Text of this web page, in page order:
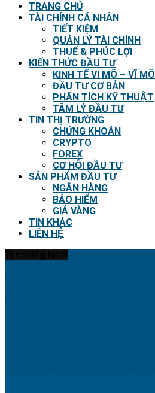
TRANG CHỦ
TÀI CHÍNH CÁ NHÂN
TIẾT KIỆM
QUẢN LÝ TÀI CHÍNH
THUẾ & PHÚC LỢI
KIẾN THỨC ĐẦU TƯ
KINH TẾ VI MÔ – VĨ MÔ
ĐẦU TƯ CƠ BẢN
PHÂN TÍCH KỸ THUẬT
TÂM LÝ ĐẦU TƯ
TIN THỊ TRƯỜNG
CHỨNG KHOÁN
CRYPTO
FOREX
CƠ HỘI ĐẦU TƯ
SẢN PHẨM ĐẦU TƯ
NGÂN HÀNG
BẢO HIỂM
GIÁ VÀNG
TIN KHÁC
LIÊN HỆ